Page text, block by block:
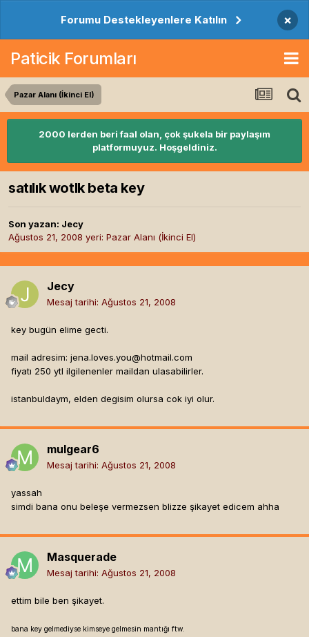
Forumu Destekleyenlere Katılın ×
Paticik Forumları
Pazar Alanı (İkinci El)
2000 lerden beri faal olan, çok şukela bir paylaşım
platformuyuz. Hoşgeldiniz.
satılık wotlk beta key
Son yazan: Jecy
Ağustos 21, 2008 yeri: Pazar Alanı (İkinci El)
Jecy
Mesaj tarihi: Ağustos 21, 2008
key bugün elime gecti.
mail adresim: jena.loves.you@hotmail.com
fiyatı 250 ytl ilgilenenler maildan ulasabilirler.
istanbuldaym, elden degisim olursa cok iyi olur.
mulgear6
Mesaj tarihi: Ağustos 21, 2008
yassah
simdi bana onu beleşe vermezsen blizze şikayet edicem ahha
Masquerade
Mesaj tarihi: Ağustos 21, 2008
ettim bile ben şikayet.
bana key gelmediyse kimseye gelmesin mantığı ftw.